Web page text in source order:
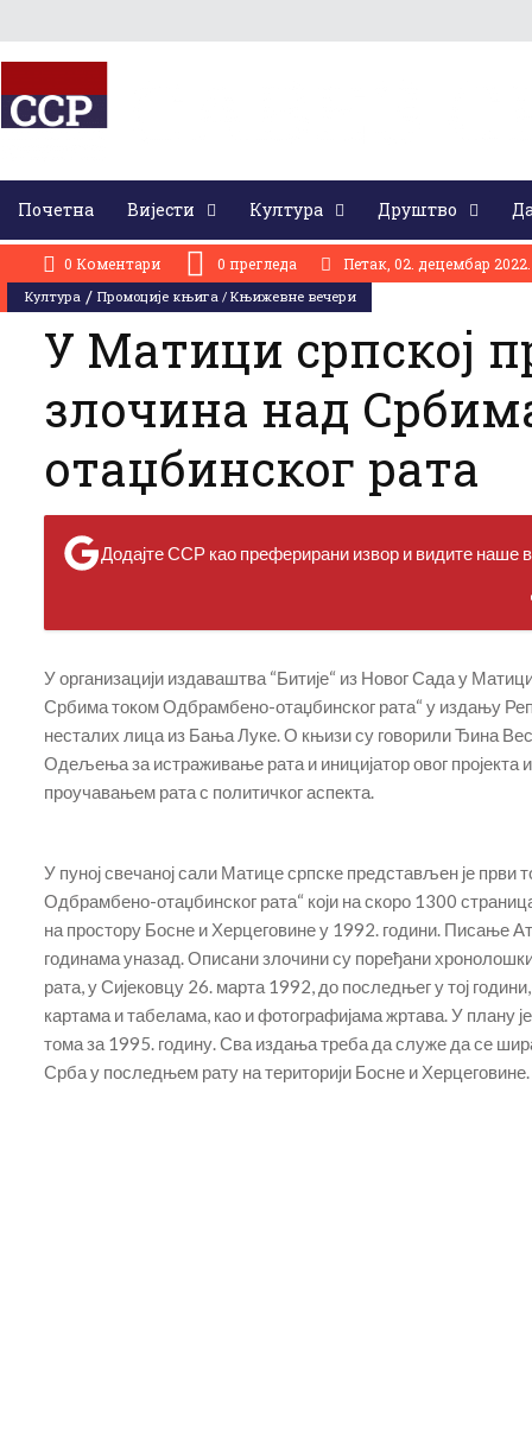
Почетна Вијести Култура Друштво
АКТУЕЛНО:
На Бусијама парастосом и сјећањем одата почаст страдалим Крајишницима у
Култура / Промоције књига / Књижевне вечери
0 Коментари 0 прегледа Петак, 02. децембар 2022.
У Матици српској
злочина над
отаџбинског рата
Додајте ССР као преферирани извор и видите наше
У организацији издаваштва “Битије“ из Новог Сада у
Србима током Одбрамбено-отаџбинског рата“ у издању
несталих лица из Бања Луке. О књизи су говорили Ђина
Одељења за истраживање рата и иницијатор овог
проучавањем рата с политичког аспекта.
У пуној свечаној сали Матице српске представљен је први
Одбрамбено-отаџбинског рата“ који на скоро 1300
на простору Босне и Херцеговине у 1992. години. Писање
годинама уназад. Описани злочини су поређани
рата, у Сијековцу 26. марта 1992, до последњег у тој
картама и табелама, као и фотографијама жртава. У плану
тома за 1995. годину. Сва издања треба да служе да се
Срба у последњем рату на територији Босне и Херцеговине.